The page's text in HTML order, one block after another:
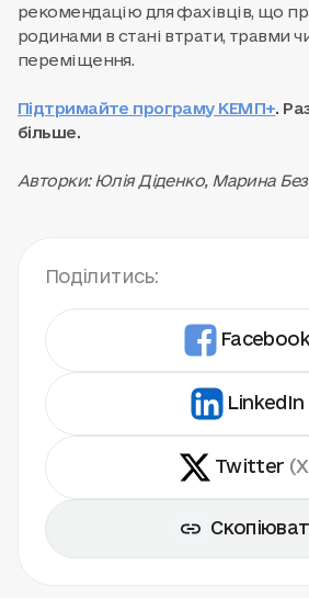
рекомендацію для фахівців, що
родинами в стані втрати, травми
переміщення.
Підтримайте програму КЕМП+.
більше.
Авторки: Юлія Діденко, Марина
Поділитись:
Facebook
LinkedIn
Twitter